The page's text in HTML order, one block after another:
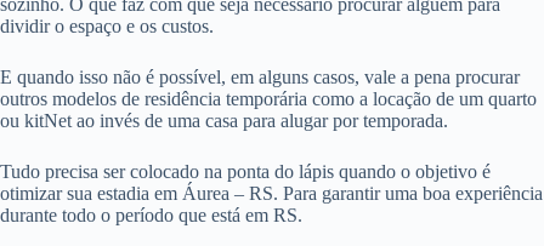
sozinho. O que faz com que seja necessário procurar alguém para
dividir o espaço e os custos.
E quando isso não é possível, em alguns casos, vale a pena procurar
outros modelos de residência temporária como a locação de um quarto
ou kitNet ao invés de uma casa para alugar por temporada.
Tudo precisa ser colocado na ponta do lápis quando o objetivo é
otimizar sua estadia em Áurea – RS. Para garantir uma boa experiência
durante todo o período que está em RS.